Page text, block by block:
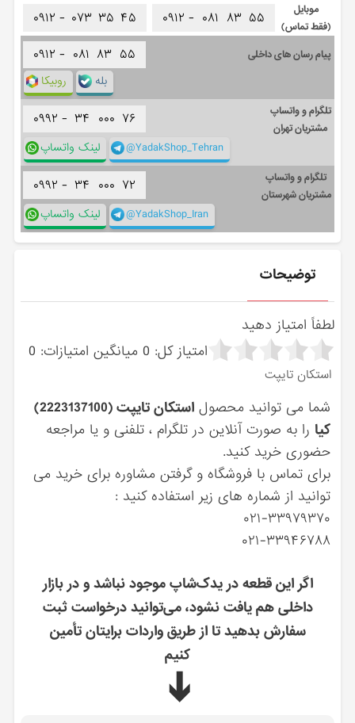
موبایل
(فقط تماس)
۰۹۱۲ - ۰۸۱ ۸۳ ۵۵ ۰۹۱۲ - ۰۷۳ ۳۵ ۴۵
پیام رسان های داخلی ۰۹۱۲ - ۰۸۱ ۸۳ ۵۵
روبیکا بله
تلگرام و واتساپ
مشتریان تهران
۰۹۹۲ - ۳۴ ۰۰۰ ۷۶
لینک واتساپ @YadakShop_Tehran
تلگرام و واتساپ
مشتریان شهرستان
۰۹۹۲ - ۳۴ ۰۰۰ ۷۲
لینک واتساپ @YadakShop_Iran
توضیحات
لطفاً امتیاز دهید
امتیاز کل: 0 میانگین امتیازات: 0
استكان تايپت
شما می توانید محصول
استكان تايپت (2223137100)
کیا را به صورت آنلاین در تلگرام ، تلفنی و یا مراجعه
حضوری خرید کنید.
برای تماس با فروشگاه و گرفتن مشاوره برای خرید می
توانید از شماره های زیر استفاده کنید :
۰۲۱-۳۳۹۷۹۳۷۰
۰۲۱-۳۳۹۴۶۷۸۸
اگر این قطعه در یدک‌شاپ موجود نباشد و در بازار
داخلی هم یافت نشود، می‌توانید درخواست ثبت
سفارش بدهید تا از طریق واردات برایتان تأمین
کنیم
➔